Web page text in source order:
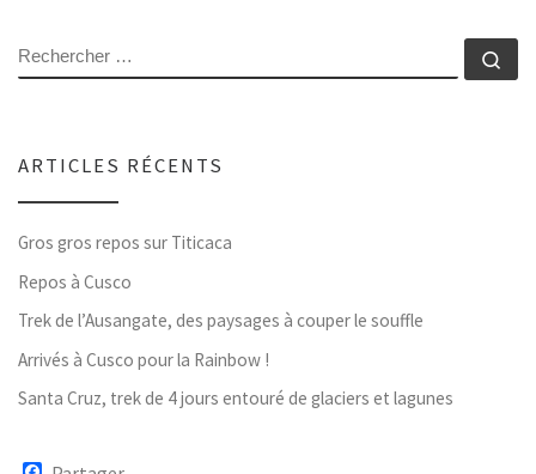
RECHERCHER
ARTICLES RÉCENTS
Gros gros repos sur Titicaca
Repos à Cusco
Trek de l’Ausangate, des paysages à couper le souffle
Arrivés à Cusco pour la Rainbow !
Santa Cruz, trek de 4 jours entouré de glaciers et lagunes